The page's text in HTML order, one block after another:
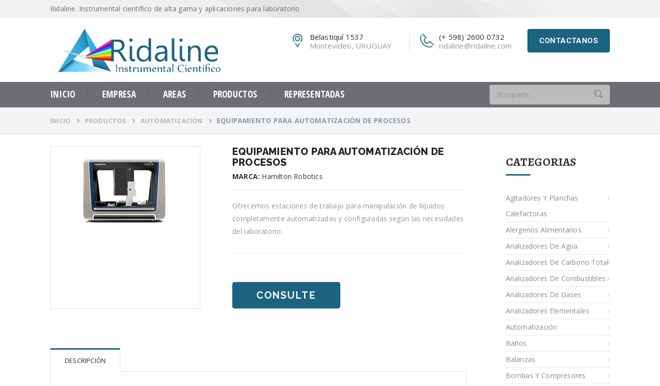
Ridaline. Instrumental científico de alta gama y aplicaciones para laboratorio
CONTACTANOS
(+ 598) 2600 0732
ridaline@ridaline.com
Belastiquí 1537
Montevideo, URUGUAY
INICIO EMPRESA AREAS PRODUCTOS REPRESENTADAS
INICIO PRODUCTOS AUTOMATIZACIÓN EQUIPAMIENTO PARA AUTOMATIZACIÓN DE PROCESOS
EQUIPAMIENTO PARA AUTOMATIZACIÓN DE
PROCESOS
MARCA: Hamilton Robotics
Ofrecemos estaciones de trabajo para manipulación de líquidos
completamente automatizadas y configuradas según las necesidades
del laboratorio.
CONSULTE
DESCRIPCIÓN
CATEGORIAS
Agitadores Y Planchas
Calefactoras
Alergenos Alimentarios
Analizadores De Agua
Analizadores De Carbono Total
Analizadores De Combustibles
Analizadores De Gases
Analizadores Elementales
Automatización
Baños
Balanzas
Bombas Y Compresores